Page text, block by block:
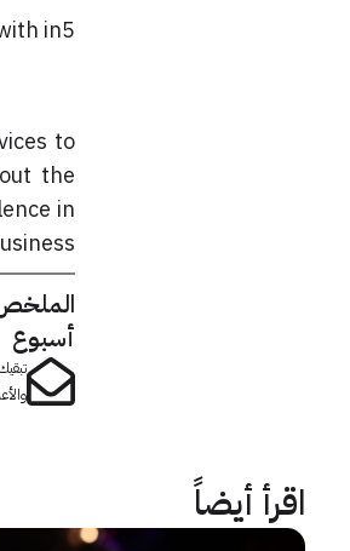
in5
to
the
in
أسبوع
اقرأ أيضاً